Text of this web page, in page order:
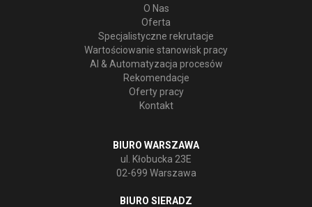
O Nas
Oferta
Specjalistyczne rekrutacje
Wartościowanie stanowisk pracy
AI & Automatyzacja procesów
Rekomendacje
Oferty pracy
Kontakt
BIURO WARSZAWA
ul. Kłobucka 23E
02-699 Warszawa
BIURO SIERADZ